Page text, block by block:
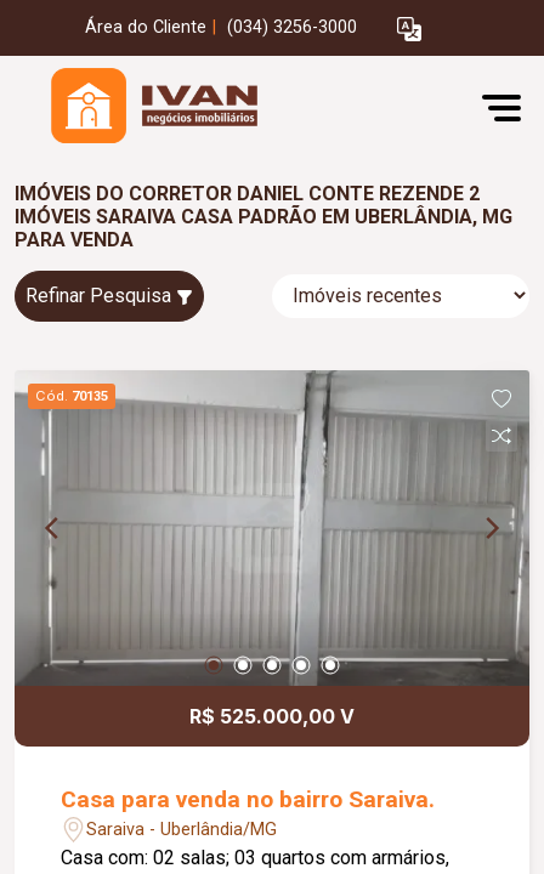
Área do Cliente (034) 3256-3000
IMÓVEIS DO CORRETOR DANIEL CONTE REZENDE 2
IMÓVEIS SARAIVA CASA PADRÃO EM UBERLÂNDIA, MG
PARA VENDA
Refinar Pesquisa
Cód. 70135
R$ 525.000,00 V
Casa para venda no bairro Saraiva.
Saraiva - Uberlândia/MG
Casa com: 02 salas; 03 quartos com armários,